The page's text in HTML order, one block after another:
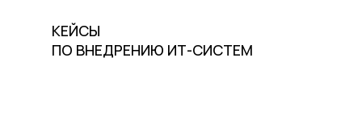
КЕЙСЫ
ПО ВНЕДРЕНИЮ ИТ-СИСТЕМ